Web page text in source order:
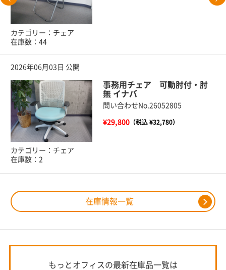
在庫情報一覧
カテゴリー：チェア
在庫数：44
2026年06月03日 公開
事務用チェア 可動肘付・肘
無 イナバ
問い合わせNo.26052805
¥29,800（税込 ¥32,780）
カテゴリー：チェア
在庫数：2
もっとオフィスの最新在庫品一覧は